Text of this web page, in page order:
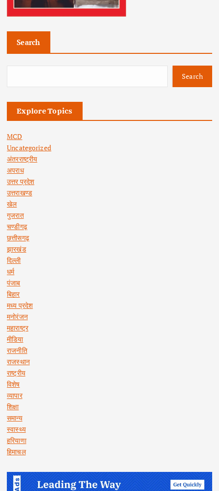
Search
Search
Explore Topics
MCD
Uncategorized
अंतरराष्ट्रीय
अपराध
उत्तर प्रदेश
उत्तराखण्ड
खेल
गुजरात
चण्डीगढ़
छत्तीसगढ़
झारखंड
दिल्ली
धर्म
पंजाब
बिहार
मध्य प्रदेश
मनोरंजन
महाराष्ट्र
मीडिया
राजनीति
राजस्थान
राष्ट्रीय
विशेष
व्यापार
शिक्षा
समान्य
स्वास्थ्य
हरियाणा
हिमाचल